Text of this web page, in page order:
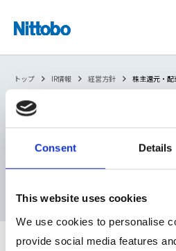
Consent Details
This website uses cookies
We use cookies to personalise
provide social media features
トップ IR情報 経営方針 株主還元・
株主還元・配